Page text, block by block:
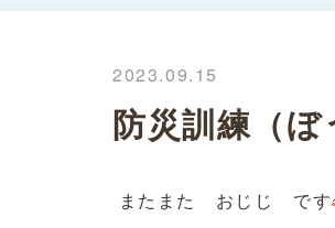
2023.09.15
防災訓練（ぼ
またまた おじじ です